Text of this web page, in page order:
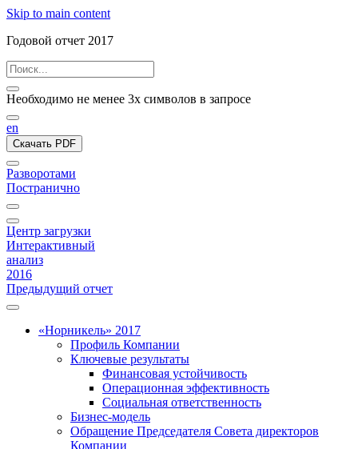
Skip to main content
Годовой отчет 2017
Необходимо не менее 3х символов в запросе
en
Скачать PDF
Разворотами
Постранично
Центр загрузки
Интерактивный
анализ
2016
Предыдущий отчет
«Норникель» 2017
Профиль Компании
Ключевые результаты
Финансовая устойчивость
Операционная эффективность
Социальная ответственность
Бизнес-модель
Обращение Председателя Совета директоров
Компании